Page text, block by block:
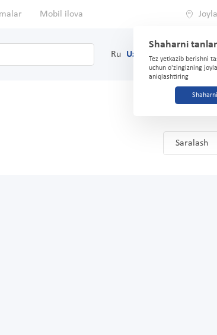
Mobil ilova
Shaharni
Tez yetkazib berishni
uchun o'zingizning
aniqlashtiring
Ru Uz (71) 200-03-03
Saralash